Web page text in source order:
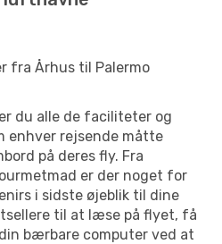
fra Århus til Palermo
du alle de faciliteter og
enhver rejsende måtte
på deres fly. Fra
er der noget for
i sidste øjeblik til dine
til at læse på flyet, få
bærbare computer ved at